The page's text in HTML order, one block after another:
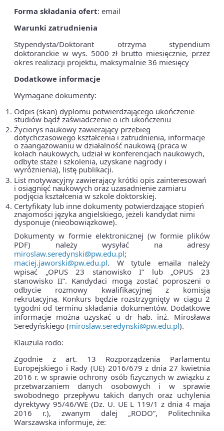
Forma składania ofert: email
Warunki zatrudnienia
Stypendysta/Doktorant otrzyma stypendium
doktoranckie w wys. 5000 zł brutto miesięcznie, przez
okres realizacji projektu, maksymalnie 36 miesięcy
Dodatkowe informacje
Wymagane dokumenty:
Odpis (skan) dyplomu potwierdzającego ukończenie
studiów bądź zaświadczenie o ich ukończeniu
Życiorys naukowy zawierający przebieg
dotychczasowego kształcenia i zatrudnienia, informacje
o zaangażowaniu w działalność naukową (praca w
kołach naukowych, udział w konferencjach naukowych,
odbyte staże i szkolenia, uzyskane nagrody i
wyróżnienia), listę publikacji.
List motywacyjny zawierający krótki opis zainteresowań
i osiągnięć naukowych oraz uzasadnienie zamiaru
podjęcia kształcenia w szkole doktorskiej.
Certyfikaty lub inne dokumenty potwierdzające stopień
znajomości języka angielskiego, jeżeli kandydat nimi
dysponuje (nieobowiązkowe).
Dokumenty w formie elektronicznej (w formie plików
PDF) należy wysyłać na adresy
miroslaw.seredynski@pw.edu.pl;
maciej.jaworski@pw.edu.pl. W tytule emaila należy
wpisać „OPUS 23 stanowisko I” lub „OPUS 23
stanowisko II”. Kandydaci mogą zostać poproszeni o
odbycie rozmowy kwalifikacyjnej z komisją
rekrutacyjną. Konkurs będzie rozstrzygnięty w ciągu 2
tygodni od terminu składania dokumentów. Dodatkowe
informacje można uzyskać u dr hab. inż. Mirosława
Seredyńskiego (miroslaw.seredynski@pw.edu.pl).
Klauzula rodo:
Zgodnie z art. 13 Rozporządzenia Parlamentu
Europejskiego i Rady (UE) 2016/679 z dnia 27 kwietnia
2016 r. w sprawie ochrony osób fizycznych w związku z
przetwarzaniem danych osobowych i w sprawie
swobodnego przepływu takich danych oraz uchylenia
dyrektywy 95/46/WE (Dz. U. UE L 119/1 z dnia 4 maja
2016 r.), zwanym dalej „RODO”, Politechnika
Warszawska informuje, że: